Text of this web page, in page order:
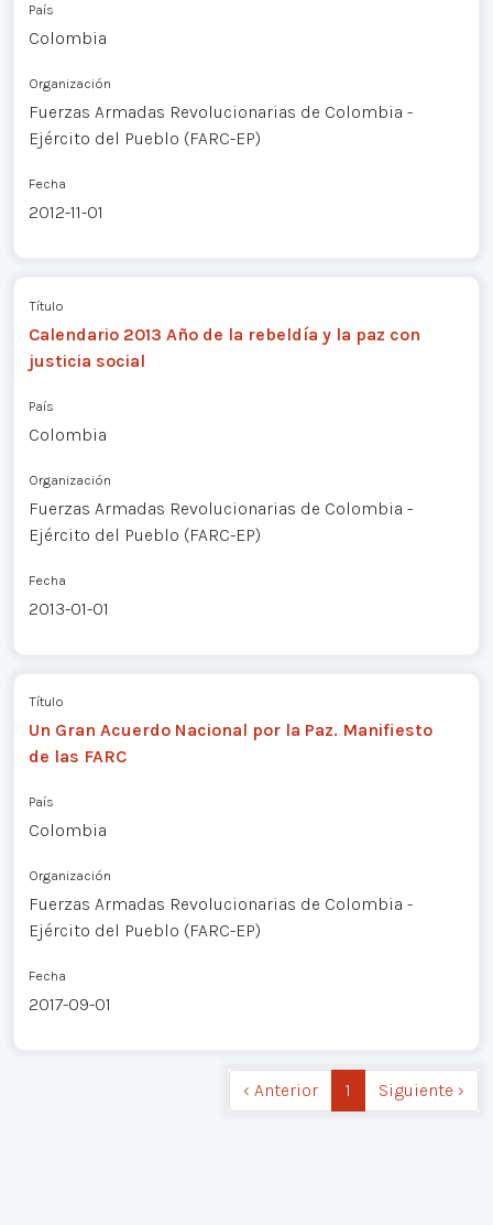
País
Colombia
Organización
Fuerzas Armadas Revolucionarias de Colombia -
Ejército del Pueblo (FARC-EP)
Fecha
2012-11-01
Título
Calendario 2013 Año de la rebeldía y la paz con
justicia social
País
Colombia
Organización
Fuerzas Armadas Revolucionarias de Colombia -
Ejército del Pueblo (FARC-EP)
Fecha
2013-01-01
Título
Un Gran Acuerdo Nacional por la Paz. Manifiesto
de las FARC
País
Colombia
Organización
Fuerzas Armadas Revolucionarias de Colombia -
Ejército del Pueblo (FARC-EP)
Fecha
2017-09-01
‹ Anterior 1 Siguiente ›